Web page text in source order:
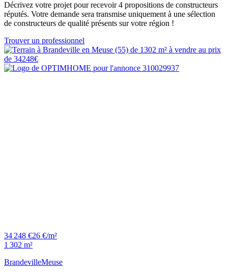
Décrivez votre projet pour recevoir 4 propositions de constructeurs
réputés. Votre demande sera transmise uniquement à une sélection
de constructeurs de qualité présents sur votre région !
Trouver un professionnel
34 248 €26 €/m²
1 302 m²
BrandevilleMeuse